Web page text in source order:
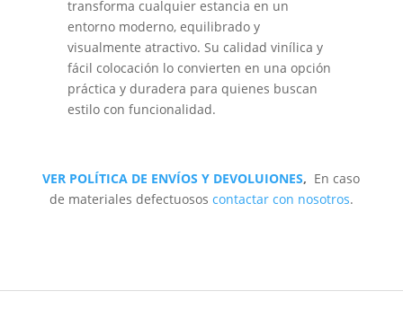
transforma cualquier estancia en un
entorno moderno, equilibrado y
visualmente atractivo. Su calidad vinílica y
fácil colocación lo convierten en una opción
práctica y duradera para quienes buscan
estilo con funcionalidad.
VER POLÍTICA DE ENVÍOS Y DEVOLUIONES, En caso
de materiales defectuosos contactar con nosotros.